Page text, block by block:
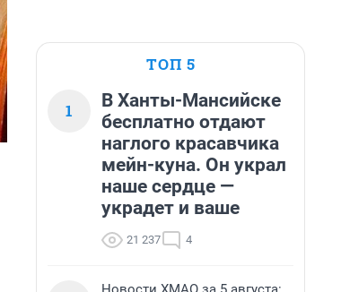
ТОП 5
1
В Ханты-Мансийске
бесплатно отдают
наглого красавчика
мейн-куна. Он украл
наше сердце —
украдет и ваше
21 237 4